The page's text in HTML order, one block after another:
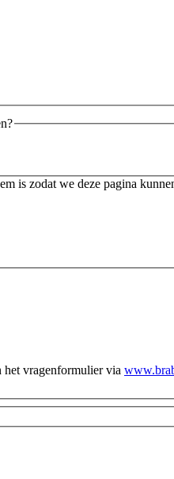
is zodat we deze pagina
het vragenformulier via